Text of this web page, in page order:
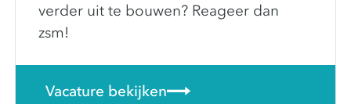
verder uit te bouwen? Reageer dan
zsm!
Vacature bekijken